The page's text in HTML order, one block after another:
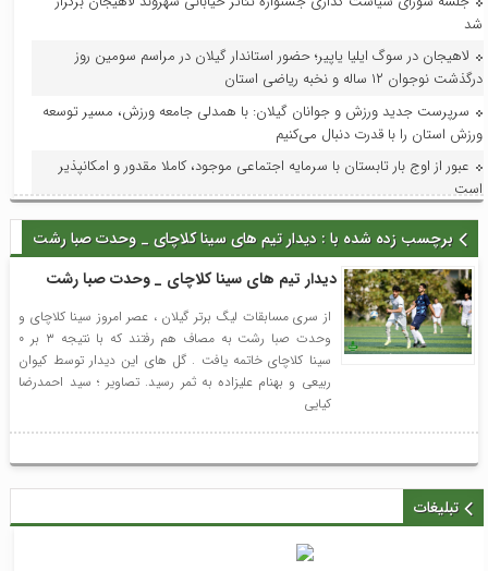
شد
لاهیجان در سوگ ایلیا یاپیر؛ حضور استاندار گیلان در مراسم سومین روز
درگذشت نوجوان ۱۲ ساله و نخبه ریاضی استان
سرپرست جدید ورزش و جوانان گیلان: با همدلی جامعه ورزش، مسیر توسعه
ورزش استان را با قدرت دنبال می‌کنیم
عبور از اوج بار تابستان با سرمایه اجتماعی موجود، کاملا مقدور و امکانپذیر
است
فرماندار لاهیجان در آیین نخستین برداشت مکانیزه برنج شهرستان: توسعه
مکانیزاسیون، ضامن پایداری تولید برنج و حمایت از کشاورزان است
تأکید طاعتی مقدم بر توسعه همکاری‌های همه جانبه میان منطقه آزاد انزلی و
روسیه؛سرکنسول جدید فدراسیون روسیه در گیلان با مدیرعامل سازمان دیدار کرد
تفاهم‌نامه خواهرخواندگی شهرهای لاهیجان و اردبیل با حضور وزیر فرهنگ و
ارشاد اسلامی امضا شد
فراخوان پانزدهمین جشنواره تئاتر خیابانی شهروند لاهیجان اعلام شد
بررسی روند صدور مجوز تبدیل به احسن موقوفه محمدتقی کریم با حضور
مسئولان و نمایندگان روستاهای ساحلی
برچسب زده شده با : دیدار تیم های سینا کلاچای _ وحدت صبا رشت
دیدار تیم های سینا کلاچای _ وحدت صبا رشت
از سری مسابقات لیگ برتر گیلان ، عصر امروز سینا کلاچای و
وحدت صبا رشت به مصاف هم رفتند که با نتیجه ۳ بر ۰
سینا کلاچای خاتمه یافت . گل های این دیدار توسط کیوان
ربیعی و بهنام علیزاده به ثمر رسید. تصاویر ؛ سید احمدرضا
کیایی
تبلیغات